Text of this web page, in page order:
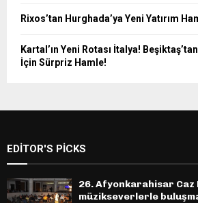
Rixos’tan Hurghada’ya Yeni Yatırım
Kartal’ın Yeni Rotası İtalya!
İçin Sürpriz Hamle!
EDITOR'S PICKS
26. Afyonkarahisar Caz
müzikseverlerle